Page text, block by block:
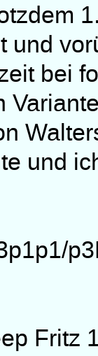
und
bei
und
Fritz